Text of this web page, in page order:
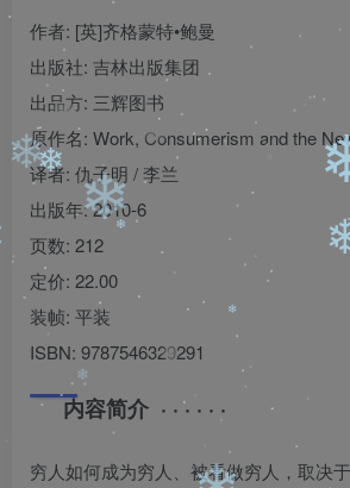
作者: [英]齐格蒙特•鲍曼
出版社: 吉林出版集团
出品方: 三辉图书
原作名: Work, Consumerism and the
译者: 仇子明 / 李兰
出版年: 2010-6
页数: 212
定价: 22.00
装帧: 平装
ISBN: 9787546329291
内容简介 · · · · · ·
穷人如何成为穷人、被看做穷人，取决
❄
❄
❄
❄
❄
❄